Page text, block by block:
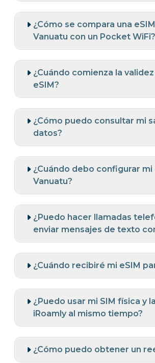
¿Cómo se compara una
Vanuatu con un Pocket WiFi?
¿Cuándo comienza la
eSIM?
¿Cómo puedo consultar mi
datos?
¿Cuándo debo configurar mi
Vanuatu?
¿Puedo hacer llamadas
enviar mensajes de texto
¿Cuándo recibiré mi eSIM
¿Puedo usar mi SIM física y
iRoamly al mismo tiempo?
¿Cómo puedo obtener un